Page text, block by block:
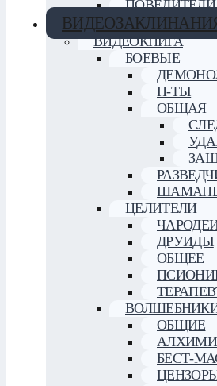
ВИДЕОКНИГА
БОЕВЫЕ
Н-ТЫ
ОБЩАЯ
ЦЕЛИТЕЛИ
ДРУИДЫ
ОБЩЕЕ
ОБЩИЕ
БЕСТ-